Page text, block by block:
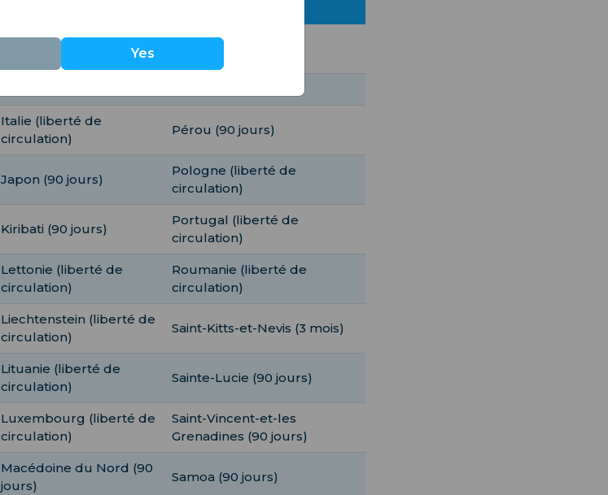
Irlande (liberté de
Italie (liberté de
circulation)
Pérou (90 jours)
Japon (90 jours)
Pologne (liberté de
circulation)
Kiribati (90 jours)
Portugal (liberté de
circulation)
Lettonie (liberté de
circulation)
Roumanie (liberté de
circulation)
Liechtenstein (liberté de
circulation)
Saint-Kitts-et-Nevis (3 mois)
Lituanie (liberté de
circulation)
Sainte-Lucie (90 jours)
Luxembourg (liberté de
circulation)
Saint-Vincent-et-les
Grenadines (90 jours)
Macédoine du Nord (90
jours)
Samoa (90 jours)
Yes